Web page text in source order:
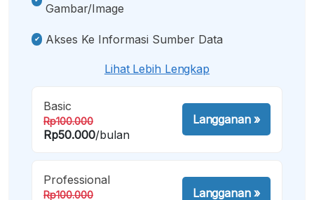
Gambar/image
Akses Ke Informasi Sumber Data
Lihat Lebih Lengkap
Basic
Rp100.000
Rp50.000/bulan
Langganan»
Professional
Rp100.000 Langganan»